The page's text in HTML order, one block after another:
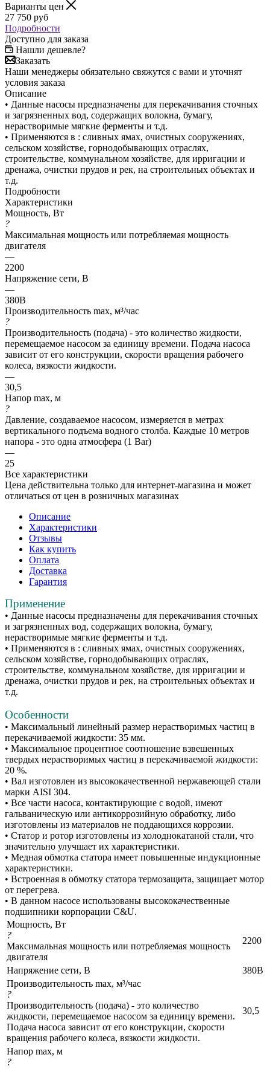
Варианты цен
27 750 руб
Подробности
Доступно для заказа
Нашли дешевле?
Заказать
Наши менеджеры обязательно свяжутся с вами и уточнят
условия заказа
Описание
• Данные насосы предназначены для перекачивания сточных
и загрязненных вод, содержащих волокна, бумагу,
нерастворимые мягкие ферменты и т.д.
• Применяются в : сливных ямах, очистных сооружениях,
сельском хозяйстве, горнодобывающих отраслях,
строительстве, коммунальном хозяйстве, для ирригации и
дренажа, очистки прудов и рек, на строительных объектах и
т.д.
Подробности
Характеристики
Мощность, Вт
?
Максимальная мощность или потребляемая мощность
двигателя
—
2200
Напряжение сети, В
—
380В
Производительность max, м³/час
?
Производительность (подача) - это количество жидкости,
перемещаемое насосом за единицу времени. Подача насоса
зависит от его конструкции, скорости вращения рабочего
колеса, вязкости жидкости.
—
30,5
Напор max, м
?
Давление, создаваемое насосом, измеряется в метрах
вертикального подъема водного столба. Каждые 10 метров
напора - это одна атмосфера (1 Bar)
—
25
Все характеристики
Цена действительна только для интернет-магазина и может
отличаться от цен в розничных магазинах
Описание
Характеристики
Отзывы
Как купить
Оплата
Доставка
Гарантия
Применение
• Данные насосы предназначены для перекачивания сточных
и загрязненных вод, содержащих волокна, бумагу,
нерастворимые мягкие ферменты и т.д.
• Применяются в : сливных ямах, очистных сооружениях,
сельском хозяйстве, горнодобывающих отраслях,
строительстве, коммунальном хозяйстве, для ирригации и
дренажа, очистки прудов и рек, на строительных объектах и
т.д.
Особенности
• Максимальный линейный размер нерастворимых частиц в
перекачиваемой жидкости: 35 мм.
• Максимальное процентное соотношение взвешенных
твердых нерастворимых частиц в перекачиваемой жидкости:
20 %.
• Вал изготовлен из высококачественной нержавеющей стали
марки AISI 304.
• Все части насоса, контактирующие с водой, имеют
гальваническую или антикоррозийную обработку, либо
изготовлены из материалов не поддающихся коррозии.
• Статор и ротор изготовлены из холоднокатаной стали, что
значительно улучшает их характеристики.
• Медная обмотка статора имеет повышенные индукционные
характеристики.
• Встроенная в обмотку статора термозащита, защищает мотор
от перегрева.
• В данном насосе использованы высококачественные
подшипники корпорации C&U.
Мощность, Вт
?
Максимальная мощность или потребляемая мощность
двигателя
2200
Напряжение сети, В
380В
Производительность max, м³/час
?
Производительность (подача) - это количество
жидкости, перемещаемое насосом за единицу времени.
Подача насоса зависит от его конструкции, скорости
вращения рабочего колеса, вязкости жидкости.
30,5
Напор max, м
?